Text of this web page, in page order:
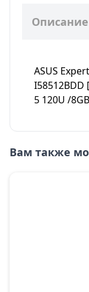
Описание
ASUS
I58512BDD
5 120U /
Вам также